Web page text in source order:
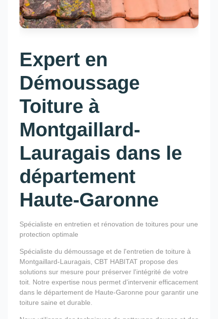
Expert en
Démoussage
Toiture à
Montgaillard-
Lauragais dans le
département
Haute-Garonne
Spécialiste en entretien et rénovation de toitures pour une
protection optimale
Spécialiste du démoussage et de l'entretien de toiture à
Montgaillard-Lauragais, CBT HABITAT propose des
solutions sur mesure pour préserver l'intégrité de votre
toit. Notre expertise nous permet d'intervenir efficacement
dans le département de Haute-Garonne pour garantir une
toiture saine et durable.